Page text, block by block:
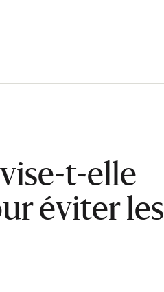
t-elle
éviter les